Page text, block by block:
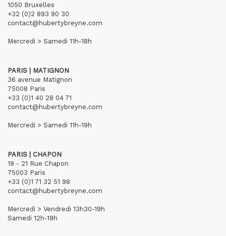
1050 Bruxelles
+32 (0)2 893 90 30
contact@hubertybreyne.com
Mercredi > Samedi 11h-18h
PARIS | MATIGNON
36 avenue Matignon
75008 Paris
+33 (0)1 40 28 04 71
contact@hubertybreyne.com
Mercredi > Samedi 11h-19h
PARIS | CHAPON
19 - 21 Rue Chapon
75003 Paris
+33 (0)1 71 32 51 98
contact@hubertybreyne.com
Mercredi > Vendredi 13h30-19h
Samedi 12h-19h